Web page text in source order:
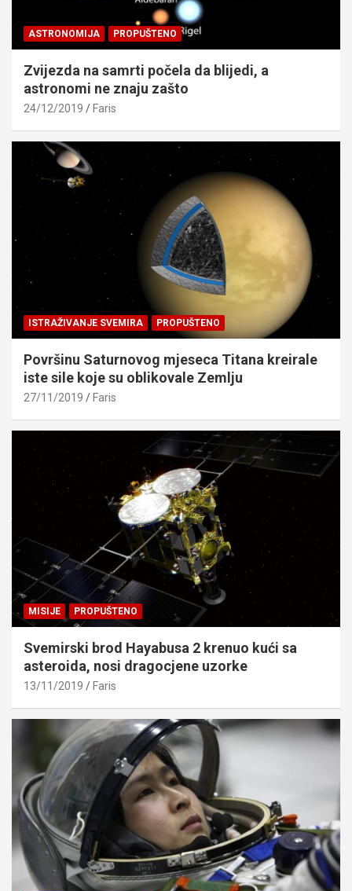
ASTRONOMIJA PROPUŠTENO
Zvijezda na samrti počela da blijedi, a
astronomi ne znaju zašto
24/12/2019 Faris
ISTRAŽIVANJE SVEMIRA PROPUŠTENO
Površinu Saturnovog mjeseca Titana kreirale
iste sile koje su oblikovale Zemlju
27/11/2019 Faris
MISIJE PROPUŠTENO
Svemirski brod Hayabusa 2 krenuo kući sa
asteroida, nosi dragocjene uzorke
13/11/2019 Faris